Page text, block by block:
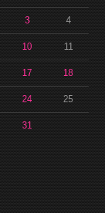
3 4
10 11
17 18
24 25
31